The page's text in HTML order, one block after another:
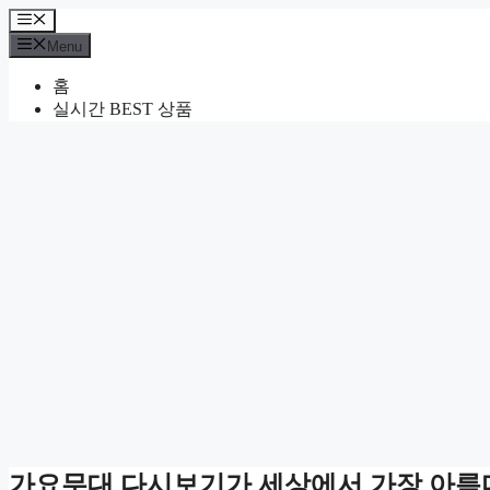
Skip
to
content
Menu
Menu
홈
실시간 BEST 상품
가요무대 다시보기가 세상에서 가장 아름